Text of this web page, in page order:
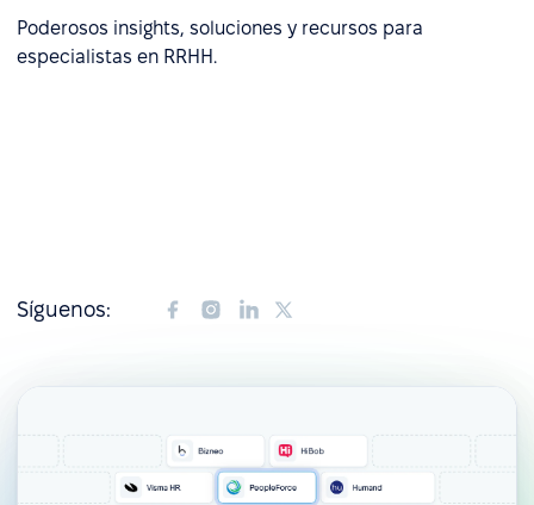
Poderosos insights, soluciones y recursos para
especialistas en RRHH.
Síguenos: